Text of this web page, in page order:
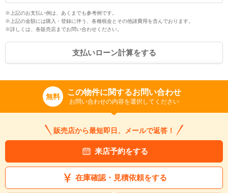
※上記のお支払い例は、あくまでも参考例です。
※上記の金額には購入・登録に伴う、各種税金とその他諸費用を含んでおります。
※詳しくは、各販売店までお問い合わせください。
支払いローン計算をする
無料 この物件に関するお問い合わせ
お問い合わせの内容を選択してください
販売店から最短即日、メールで返答！
来店予約をする
在庫確認・見積依頼をする